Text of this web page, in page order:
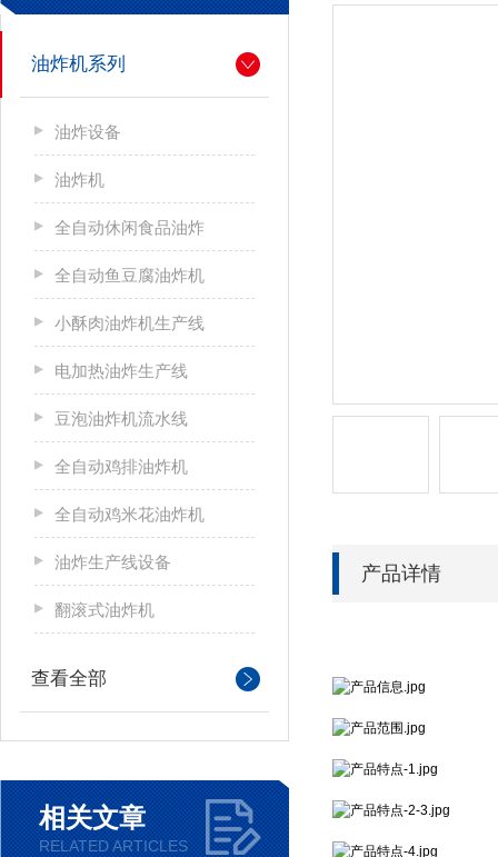
油炸机系列
油炸设备
油炸机
全自动休闲食品油炸
全自动鱼豆腐油炸机
小酥肉油炸机生产线
电加热油炸生产线
豆泡油炸机流水线
全自动鸡排油炸机
全自动鸡米花油炸机
油炸生产线设备
翻滚式油炸机
查看全部
相关文章
RELATED ARTICLES
产品详情